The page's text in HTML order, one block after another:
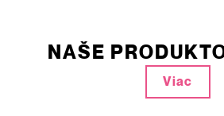
NAŠE
Viac